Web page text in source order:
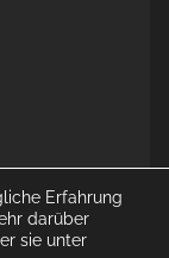
Erfahrung
darüber
sie unter